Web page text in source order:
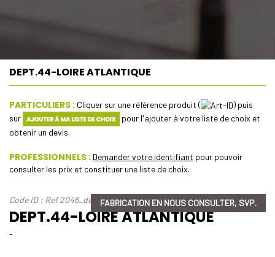
DEPT.44-LOIRE ATLANTIQUE
PARTICULIERS : Cliquer sur une référence produit (
) puis
sur
pour l'ajouter à votre liste de choix et
obtenir un devis.
PROFESSIONNELS : Demander votre identifiant pour pouvoir
consulter les prix et constituer une liste de choix.
Code ID : Ref 2046_dept-44-loire-atlantique
DEPT.44-LOIRE ATLANTIQUE
FABRICATION EN NOUS CONSULTER, SVP.
-